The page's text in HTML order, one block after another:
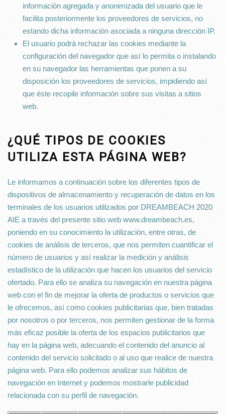
información agregada y anonimizada del usuario que le
facilita posteriormente los proveedores de servicios, no
estando dicha información asociada a ninguna dirección IP.
El usuario podrá rechazar las cookies mediante la
configuración del navegador que así lo permita o instalando
en su navegador las herramientas que ponen a su
disposición los proveedores de servicios, impidiendo así
que éste recopile información sobre sus visitas a sitios
web.
¿QUÉ TIPOS DE COOKIES
UTILIZA ESTA PÁGINA WEB?
Le informamos a continuación sobre los diferentes tipos de
dispositivos de almacenamiento y recuperación de datos en los
terminales de los usuarios utilizados por DREAMBEACH 2020
AIE a través del presente sitio web www.dreambeach.es,
poniendo en su conocimiento la utilización, entre otras, de
cookies de análisis de terceros, que nos permiten cuantificar el
número de usuarios y así realizar la medición y análisis
estadístico de la utilización que hacen los usuarios del servicio
ofertado. Para ello se analiza su navegación en nuestra página
web con el fin de mejorar la oferta de productos o servicios que
le ofrecemos, así como cookies publicitarias que, bien tratadas
por nosotros o por terceros, nos permiten gestionar de la forma
más eficaz posible la oferta de los espacios publicitarios que
hay en la página web, adecuando el contenido del anuncio al
contenido del servicio solicitado o al uso que realice de nuestra
página web. Para ello podemos analizar sus hábitos de
navegación en Internet y podemos mostrarle publicidad
relacionada con su perfil de navegación.